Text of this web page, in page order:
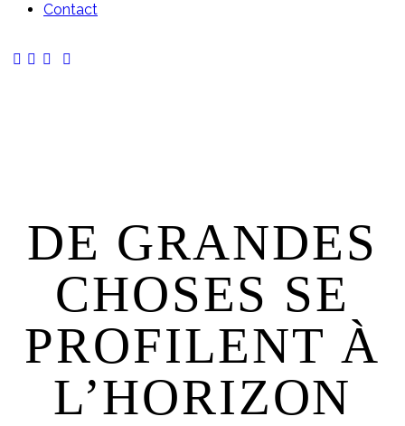
Contact
DE GRANDES
CHOSES SE
PROFILENT À
L’HORIZON